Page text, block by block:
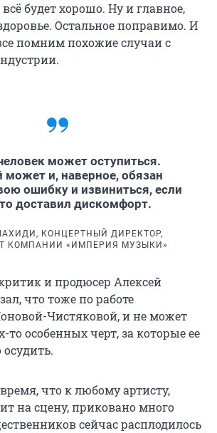
будет хорошо. Ну и главное,
Остальное поправимо. И
помним похожие случаи с
может оступиться.
и, наверное, обязан
ошибку и извиниться, если
доставил дискомфорт.
КОНЦЕРТНЫЙ ДИРЕКТОР,
КОМПАНИИ «ИМПЕРИЯ МУЗЫКИ»
и продюсер Алексей
что тоже по работе
Чистяковой, и не может
особенных черт, за которые ее
что к любому артисту,
на сцену, приковано много
сейчас расплодилось